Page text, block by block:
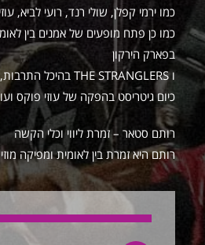
כמו ירמי קפלן, שולי רנד, רועי לביא,
בפארק הירקון
ו THE STRANGLERS בהיכל התרבות,
כיום גיטריסט בהפקה של עוזי פוקס
רותם סטאר – זמרת ליווי וכלי הקשה
רותם היא זמרת בין לאומית ומפיקה